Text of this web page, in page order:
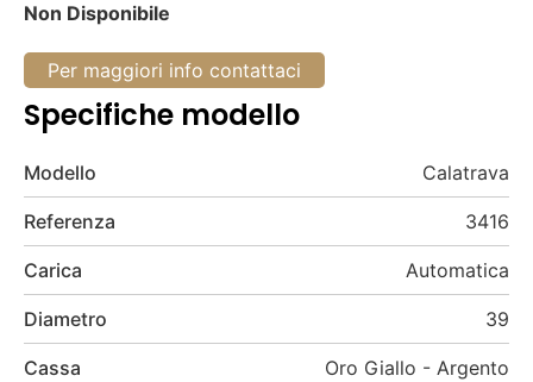
Non Disponibile
Per maggiori info contattaci
Specifiche modello
Modello Calatrava
Referenza 3416
Carica Automatica
Diametro 39
Cassa Oro Giallo - Argento